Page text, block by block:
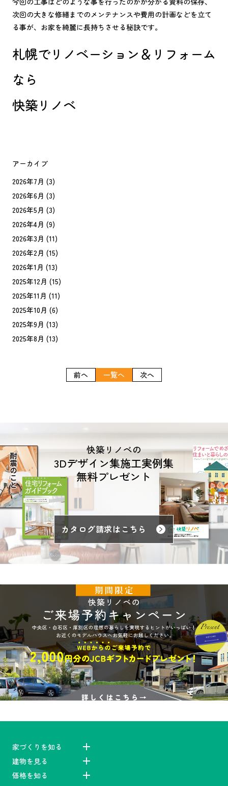
アーカイブ
2026年7月 (3)
2026年6月 (3)
2026年5月 (3)
2026年4月 (9)
2026年3月 (11)
2026年2月 (15)
2026年1月 (13)
2025年12月 (15)
2025年11月 (11)
2025年10月 (6)
2025年9月 (13)
2025年8月 (13)
次回の大きな修繕までのメンテナンスや費用の計画などを立て
る事が、お家を綺麗に長持ちさせる秘訣です。
札幌でリノベーション＆リフォーム
なら
快築リノベ
前へ 一覧へ 次へ
快築リノベの
3Dデザイン集施工実例集
無料プレゼント
カタログ請求はこちら
家づくりを知る
建物を見る
価格を知る